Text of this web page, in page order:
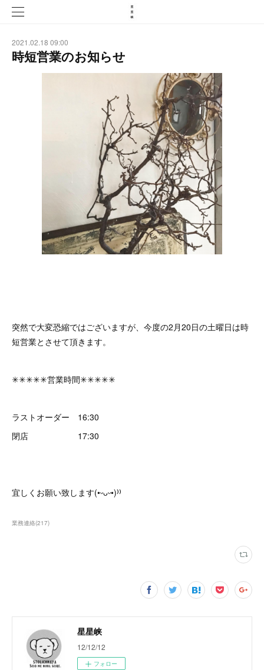
2021.02.18 09:00
時短営業のお知らせ
突然で大変恐縮ではございますが、 今度の2月20日の土曜日は時
短営業と させて頂きます。
✳︎✳︎✳︎✳︎✳︎営業時間✳︎✳︎✳︎✳︎✳︎
ラストオーダー 16:30
閉店 17:30
宜しくお願い致します(•ᵕᴗᵕ•)⁾⁾
業務連絡(217)
星星峡
12/12/12
フォロー